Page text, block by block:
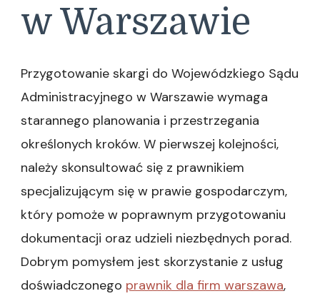
w Warszawie
Przygotowanie skargi do Wojewódzkiego Sądu
Administracyjnego w Warszawie wymaga
starannego planowania i przestrzegania
określonych kroków. W pierwszej kolejności,
należy skonsultować się z prawnikiem
specjalizującym się w prawie gospodarczym,
który pomoże w poprawnym przygotowaniu
dokumentacji oraz udzieli niezbędnych porad.
Dobrym pomysłem jest skorzystanie z usług
doświadczonego prawnik dla firm warszawa,